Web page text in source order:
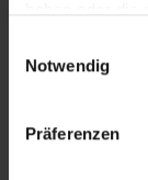
Notwendig
Präferenzen